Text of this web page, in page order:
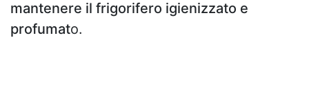
mantenere il frigorifero igienizzato e
profumato.